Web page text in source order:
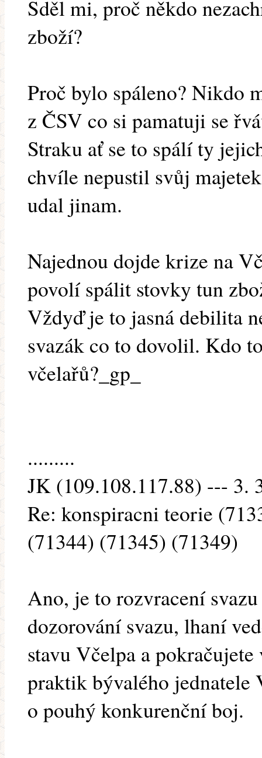
Sděl mi, proč někdo
zboží?
Proč bylo spáleno? Nikdo
z ČSV co si pamatuji se
Straku ať se to spálí ty
chvíle nepustil svůj
udal jinam.
Najednou dojde krize na
povolí spálit stovky tun
Vždyď je to jasná debilita
svazák co to dovolil. Kdo
včelařů?_gp_
.........
JK (109.108.117.88) --- 3.
Re: konspiracni teorie
(71344) (71345) (71349)
Ano, je to rozvracení
dozorování svazu, lhaní
stavu Včelpa a
praktik bývalého jednatele
o pouhý konkurenční boj.